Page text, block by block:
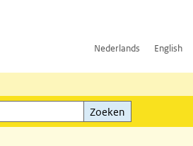
Nederlands English
Zoeken